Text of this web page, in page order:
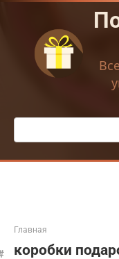
Перейти
контенту
Поиск:
Главная
коробки